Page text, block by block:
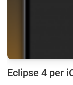
Eclipse 4 per